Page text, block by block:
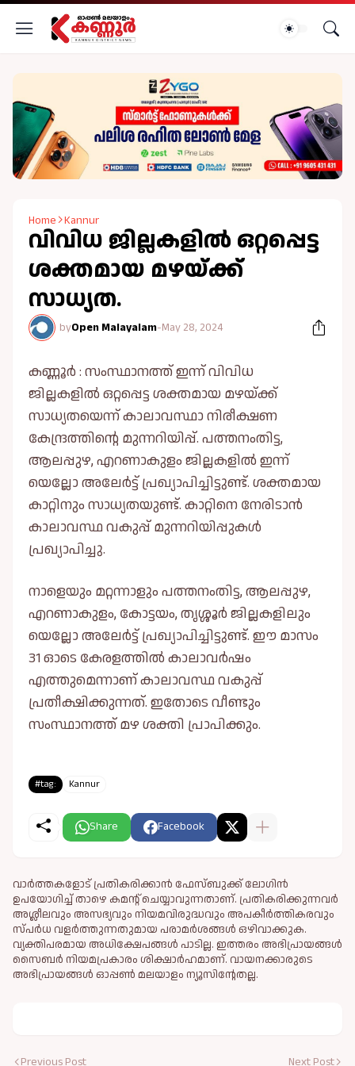
Home Kannur
വിവിധ ജില്ലകളില്‍ ഒറ്റപ്പെട്ട
ശക്തമായ മഴയ്ക്ക്
സാധ്യത.
byOpen Malayalam-May 28, 2024
കണ്ണൂർ : സംസ്ഥാനത്ത് ഇന്ന് വിവിധ
ജില്ലകളില്‍ ഒറ്റപ്പെട്ട ശക്തമായ മഴയ്ക്ക്
സാധ്യതയെന്ന് കാലാവസ്ഥാ നിരീക്ഷണ
കേന്ദ്രത്തിന്റെ മുന്നറിയിപ്പ്. പത്തനംതിട്ട,
ആലപ്പുഴ, എറണാകുളം ജില്ലകളില്‍ ഇന്ന്
യെല്ലോ അലേര്‍ട്ട് പ്രഖ്യാപിച്ചിട്ടുണ്ട്. ശക്തമായ
കാറ്റിനും സാധ്യതയുണ്ട്. കാറ്റിനെ നേരിടാന്‍
കാലാവസ്ഥ വകുപ്പ് മുന്നറിയിപ്പുകള്‍
പ്രഖ്യാപിച്ചു.
നാളെയും മറ്റന്നാളും പത്തനംതിട്ട, ആലപ്പുഴ,
എറണാകുളം, കോട്ടയം, തൃശ്ശൂര്‍ ജില്ലകളിലും
യെല്ലോ അലേര്‍ട്ട് പ്രഖ്യാപിച്ചിട്ടുണ്ട്. ഈ മാസം
31 ഓടെ കേരളത്തില്‍ കാലാവര്‍ഷം
എത്തുമെന്നാണ് കാലാവസ്ഥ വകുപ്പ്
പ്രതീക്ഷിക്കുന്നത്. ഇതോടെ വീണ്ടും
സംസ്ഥാനത്ത് മഴ ശക്തി പ്രാപിക്കും.
#tag: Kannur
Share Facebook
വാർത്തകളോട് പ്രതികരിക്കാൻ ഫേസ്ബുക്ക് ലോഗിൻ
ഉപയോഗിച്ച് താഴെ കമന്റ് ചെയ്യാവുന്നതാണ്. പ്രതികരിക്കുന്നവര്‍
അശ്ലീലവും അസഭ്യവും നിയമവിരുദ്ധവും അപകീര്‍ത്തികരവും
സ്പര്‍ധ വളര്‍ത്തുന്നതുമായ പരാമര്‍ശങ്ങള്‍ ഒഴിവാക്കുക.
വ്യക്തിപരമായ അധിക്ഷേപങ്ങള്‍ പാടില്ല. ഇത്തരം അഭിപ്രായങ്ങള്‍
സൈബര്‍ നിയമപ്രകാരം ശിക്ഷാര്‍ഹമാണ്. വായനക്കാരുടെ
അഭിപ്രായങ്ങള്‍ ഓപ്പൺ മലയാളം ന്യൂസിന്റേതല്ല.
Previous Post Next Post